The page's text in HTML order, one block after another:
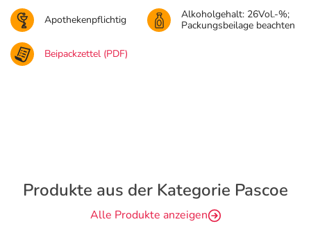
Apothekenpflichtig
Alkoholgehalt: 26Vol.-%;
Packungsbeilage beachten
Beipackzettel (PDF)
Produkte aus der Kategorie Pascoe
Alle Produkte anzeigen